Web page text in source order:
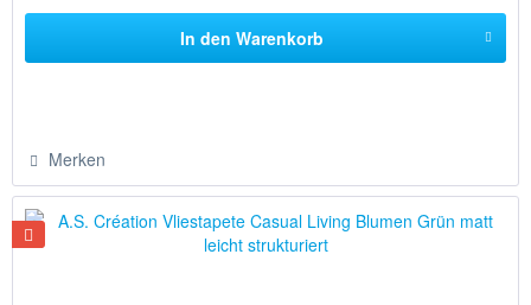
In den Warenkorb
Merken